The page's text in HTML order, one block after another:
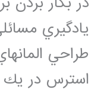
يادگيري
طراحي
استرس در يك